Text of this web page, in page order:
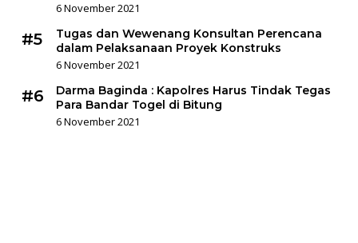
6 November 2021
#5
Tugas dan Wewenang Konsultan Perencana
dalam Pelaksanaan Proyek Konstruks
6 November 2021
#6
Darma Baginda : Kapolres Harus Tindak Tegas
Para Bandar Togel di Bitung
6 November 2021